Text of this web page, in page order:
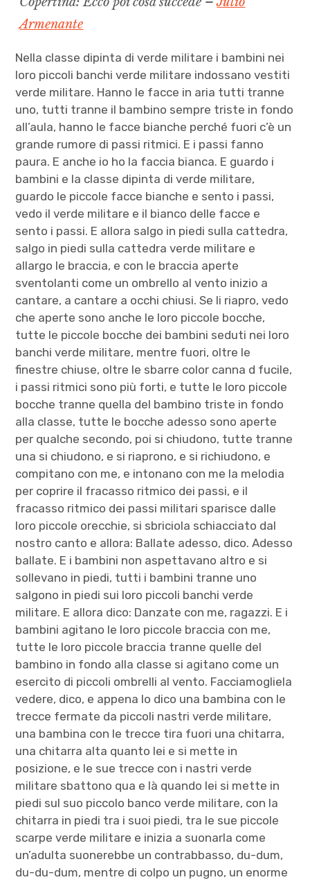
Armenante
Nella classe dipinta di verde militare i bambini nei
loro piccoli banchi verde militare indossano vestiti
verde militare. Hanno le facce in aria tutti tranne
uno, tutti tranne il bambino sempre triste in fondo
all’aula, hanno le facce bianche perché fuori c’è un
grande rumore di passi ritmici. E i passi fanno
paura. E anche io ho la faccia bianca. E guardo i
bambini e la classe dipinta di verde militare,
guardo le piccole facce bianche e sento i passi,
vedo il verde militare e il bianco delle facce e
sento i passi. E allora salgo in piedi sulla cattedra,
salgo in piedi sulla cattedra verde militare e
allargo le braccia, e con le braccia aperte
sventolanti come un ombrello al vento inizio a
cantare, a cantare a occhi chiusi. Se li riapro, vedo
che aperte sono anche le loro piccole bocche,
tutte le piccole bocche dei bambini seduti nei loro
banchi verde militare, mentre fuori, oltre le
finestre chiuse, oltre le sbarre color canna d fucile,
i passi ritmici sono più forti, e tutte le loro piccole
bocche tranne quella del bambino triste in fondo
alla classe, tutte le bocche adesso sono aperte
per qualche secondo, poi si chiudono, tutte tranne
una si chiudono, e si riaprono, e si richiudono, e
compitano con me, e intonano con me la melodia
per coprire il fracasso ritmico dei passi, e il
fracasso ritmico dei passi militari sparisce dalle
loro piccole orecchie, si sbriciola schiacciato dal
nostro canto e allora: Ballate adesso, dico. Adesso
ballate. E i bambini non aspettavano altro e si
sollevano in piedi, tutti i bambini tranne uno
salgono in piedi sui loro piccoli banchi verde
militare. E allora dico: Danzate con me, ragazzi. E i
bambini agitano le loro piccole braccia con me,
tutte le loro piccole braccia tranne quelle del
bambino in fondo alla classe si agitano come un
esercito di piccoli ombrelli al vento. Facciamogliela
vedere, dico, e appena lo dico una bambina con le
trecce fermate da piccoli nastri verde militare,
una bambina con le trecce tira fuori una chitarra,
una chitarra alta quanto lei e si mette in
posizione, e le sue trecce con i nastri verde
militare sbattono qua e là quando lei si mette in
piedi sul suo piccolo banco verde militare, con la
chitarra in piedi tra i suoi piedi, tra le sue piccole
scarpe verde militare e inizia a suonarla come
un’adulta suonerebbe un contrabbasso, du-dum,
du-du-dum, mentre di colpo un pugno, un enorme